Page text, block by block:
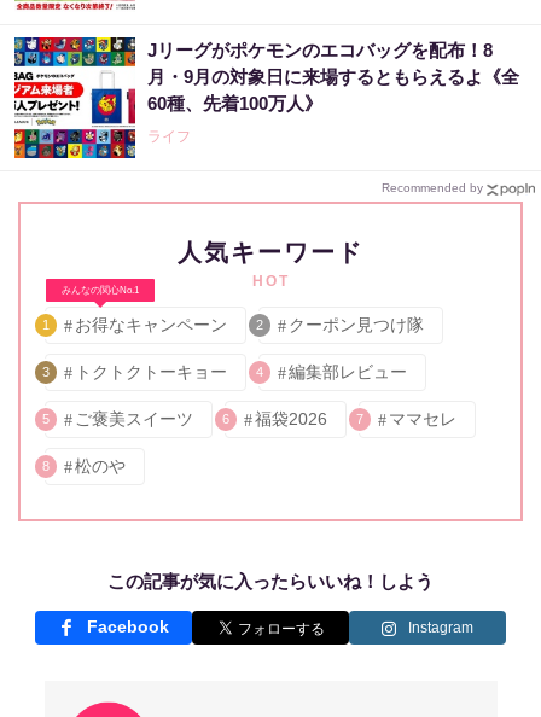
Jリーグがポケモンのエコバッグを配布！8
月・9月の対象日に来場するともらえるよ《全
60種、先着100万人》
ライフ
Recommended by
人気キーワード
HOT
みんなの関心No.1
1 お得なキャンペーン 2 クーポン見つけ隊
3 トクトクトーキョー 4 編集部レビュー
5 ご褒美スイーツ 6 福袋2026 7 ママセレ
8 松のや
この記事が気に入ったらいいね！しよう
Facebook Instagram